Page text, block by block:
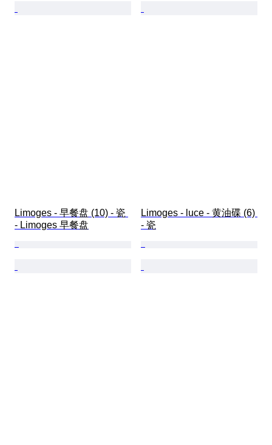
Limoges - 早餐盘 (10) - 瓷
- Limoges 早餐盘
Limoges - luce - 黄油碟 (6)
- 瓷